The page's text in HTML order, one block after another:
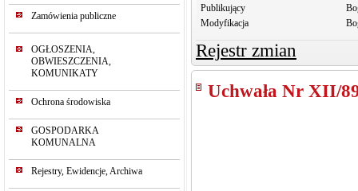
Zamówienia publiczne
OGŁOSZENIA,
OBWIESZCZENIA,
KOMUNIKATY
Ochrona środowiska
GOSPODARKA
KOMUNALNA
Rejestry, Ewidencje, Archiwa
Publikujący
Modyfikacja
Rejestr zmian
Uchwała Nr XII/